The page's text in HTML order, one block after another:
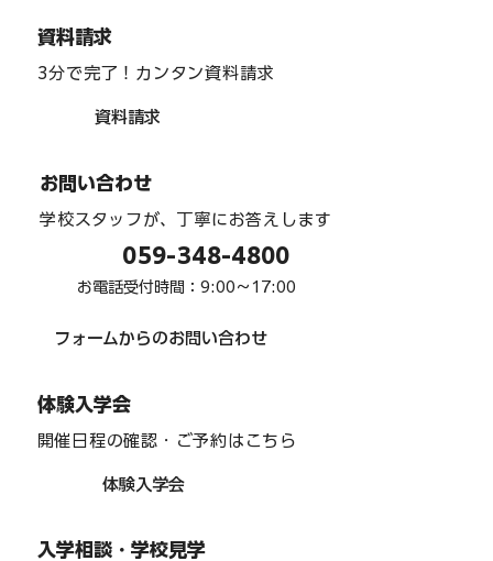
インターアクト部 「team one」 駅周辺
清掃 ６月
資料請求
3分で完了！カンタン資料請求
資料請求
お問い合わせ
学校スタッフが、丁寧にお答えします
フォームからのお問い合わせ
059-348-4800
お電話受付時間：9:00〜17:00
体験入学会
開催日程の確認・ご予約はこちら
体験入学会
入学相談・学校見学